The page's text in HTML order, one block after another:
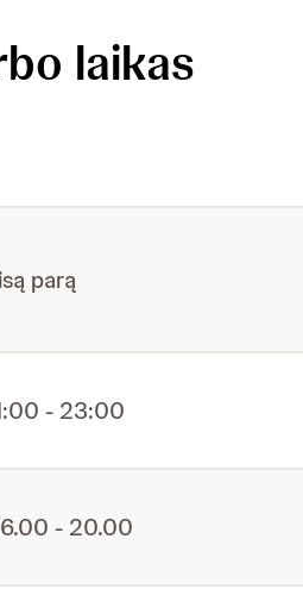
laikas
parą
- 23:00
- 20.00